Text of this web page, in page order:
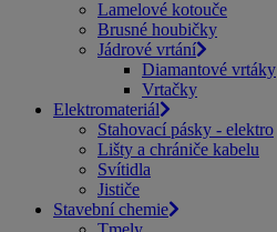
Lamelové kotouče
Brusné houbičky
Jádrové vrtání
Diamantové vrtáky
Vrtačky
Elektromateriál
Stahovací pásky - elektro
Lišty a chrániče kabelu
Svítidla
Jističe
Stavební chemie